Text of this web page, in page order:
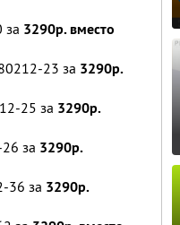
за 3290р. вместо
23 за 3290р.
25 за 3290р.
за 3290р.
36 за 3290р.